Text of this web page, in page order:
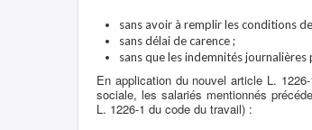
sans avoir à remplir les conditions
sans délai de carence ;
sans que les indemnités
En application du nouvel article L.
sociale, les salariés mentionnés
L. 1226-1 du code du travail) :